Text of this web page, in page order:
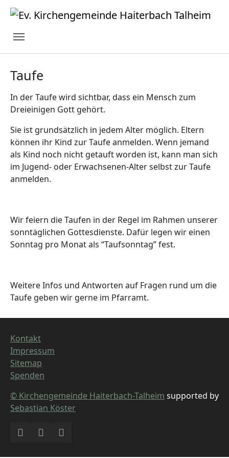
Zur Hauptnavigation springen
Zum Hauptinhalt springen
Zur Fußzeile springen
Taufe
In der Taufe wird sichtbar, dass ein Mensch zum
Dreieinigen Gott gehört.
Sie ist grundsätzlich in jedem Alter möglich. Eltern
können ihr Kind zur Taufe anmelden. Wenn jemand
als Kind noch nicht getauft worden ist, kann man sich
im Jugend- oder Erwachsenen-Alter selbst zur Taufe
anmelden.
Wir feiern die Taufen in der Regel im Rahmen unserer
sonntäglichen Gottesdienste. Dafür legen wir einen
Sonntag pro Monat als “Taufsonntag” fest.
Weitere Infos und Antworten auf Fragen rund um die
Taufe geben wir gerne im Pfarramt.
Kontakt
Impressum
Sitemap
Spenden
© Kirchengemeinde Haiterbach-Talheim supported by
Sebastian Köster
FacebookInstagramYouTube